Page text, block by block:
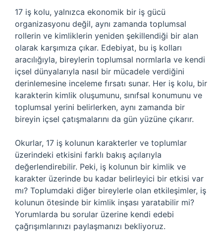
17 iş kolu, yalnızca ekonomik bir iş gücü
organizasyonu değil, aynı zamanda toplumsal
rollerin ve kimliklerin yeniden şekillendiği bir alan
olarak karşımıza çıkar. Edebiyat, bu iş kolları
aracılığıyla, bireylerin toplumsal normlarla ve kendi
içsel dünyalarıyla nasıl bir mücadele verdiğini
derinlemesine inceleme fırsatı sunar. Her iş kolu, bir
karakterin kimlik oluşumunu, sınıfsal konumunu ve
toplumsal yerini belirlerken, aynı zamanda bir
bireyin içsel çatışmalarını da gün yüzüne çıkarır.
Okurlar, 17 iş kolunun karakterler ve toplumlar
üzerindeki etkisini farklı bakış açılarıyla
değerlendirebilir. Peki, iş kolunun bir kimlik ve
karakter üzerinde bu kadar belirleyici bir etkisi var
mı? Toplumdaki diğer bireylerle olan etkileşimler, iş
kolunun ötesinde bir kimlik inşası yaratabilir mi?
Yorumlarda bu sorular üzerine kendi edebi
çağrışımlarınızı paylaşmanızı bekliyoruz.